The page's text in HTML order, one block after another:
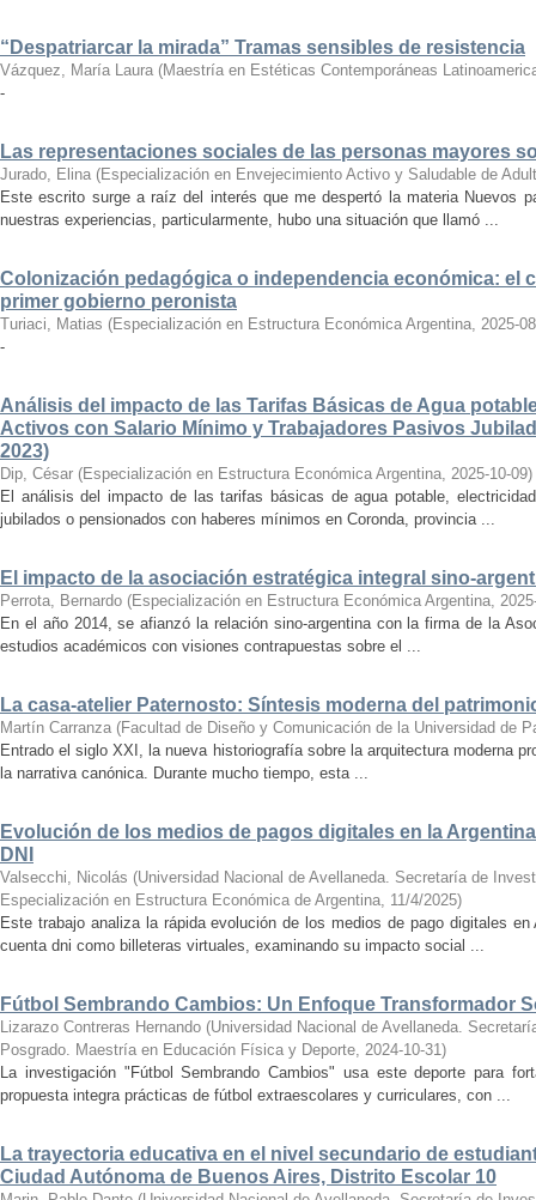
“Despatriarcar la mirada” Tramas sensibles de resistencia
Vázquez, María Laura (Maestría en Estéticas Contemporáneas
-
Las representaciones sociales de las personas mayores
Jurado, Elina (Especialización en Envejecimiento Activo y Saludable de
Este escrito surge a raíz del interés que me despertó la materia Nuevos
nuestras experiencias, particularmente, hubo una situación que llamó ...
Colonización pedagógica o independencia económica: el
primer gobierno peronista
Turiaci, Matias (Especialización en Estructura Económica Argentina, 2025-
-
Análisis del impacto de las Tarifas Básicas de Agua
Activos con Salario Mínimo y Trabajadores Pasivos
2023)
Dip, César (Especialización en Estructura Económica Argentina, 2025-10-09)
El análisis del impacto de las tarifas básicas de agua potable,
jubilados o pensionados con haberes mínimos en Coronda, provincia ...
El impacto de la asociación estratégica integral sino-
Perrota, Bernardo (Especialización en Estructura Económica Argentina,
En el año 2014, se afianzó la relación sino-argentina con la firma de la
estudios académicos con visiones contrapuestas sobre el ...
La casa-atelier Paternosto: Síntesis moderna del
Martín Carranza (Facultad de Diseño y Comunicación de la Universidad de
Entrado el siglo XXI, la nueva historiografía sobre la arquitectura moderna
la narrativa canónica. Durante mucho tiempo, esta ...
Evolución de los medios de pagos digitales en la
DNI
Valsecchi, Nicolás (Universidad Nacional de Avellaneda. Secretaría de
Especialización en Estructura Económica de Argentina, 11/4/2025)
Este trabajo analiza la rápida evolución de los medios de pago digitales
cuenta dni como billeteras virtuales, examinando su impacto social ...
Fútbol Sembrando Cambios: Un Enfoque Transformador
Lizarazo Contreras Hernando (Universidad Nacional de Avellaneda.
Posgrado. Maestría en Educación Física y Deporte, 2024-10-31)
La investigación "Fútbol Sembrando Cambios" usa este deporte para
propuesta integra prácticas de fútbol extraescolares y curriculares, con ...
La trayectoria educativa en el nivel secundario de
Ciudad Autónoma de Buenos Aires, Distrito Escolar 10